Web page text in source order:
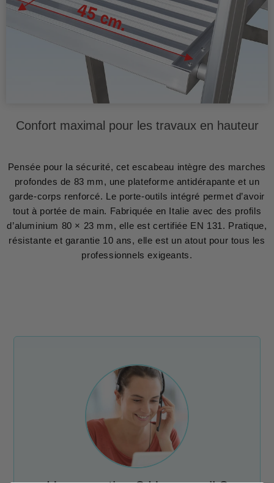
Confort maximal pour les travaux en hauteur
Pensée pour la sécurité, cet escabeau intègre des marches
profondes de 83 mm, une plateforme antidérapante et un
garde-corps renforcé. Le porte-outils intégré permet d’avoir
tout à portée de main. Fabriquée en Italie avec des profils
d’aluminium 80 × 23 mm, elle est certifiée EN 131. Pratique,
résistante et garantie 10 ans, elle est un atout pour tous les
professionnels exigeants.